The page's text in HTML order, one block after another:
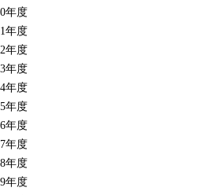
年度
年度
年度
年度
年度
年度
年度
年度
年度
年度